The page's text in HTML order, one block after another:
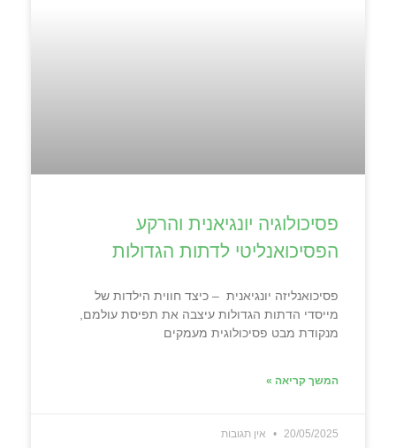
פסיכולוגיה יונגיאנית והרקע
הפסיכואנליטי לדתות הגדולות
פסיכואנליזה יונגיאנית – כיצד חווית הילדות של
מייסדי הדתות הגדולות עיצבה את תפיסת עולמם,
מנקודת מבט פסיכולוגית מעמקים
המשך קריאה »
20/05/2025 אין תגובות